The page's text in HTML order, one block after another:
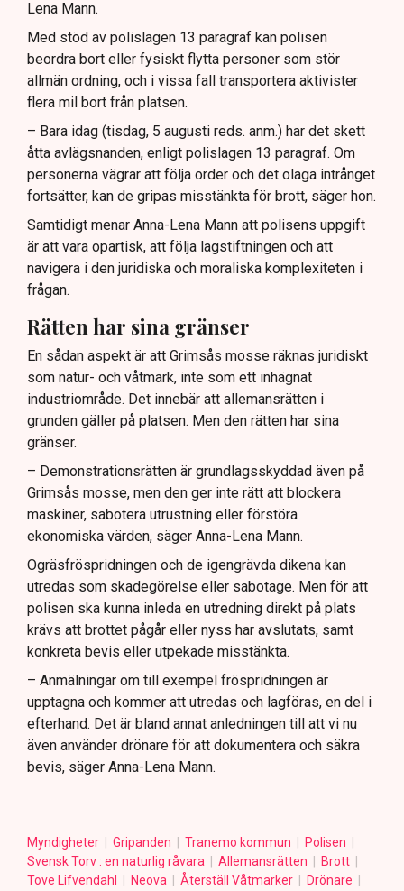
Lena Mann.
Med stöd av polislagen 13 paragraf kan polisen
beordra bort eller fysiskt flytta personer som stör
allmän ordning, och i vissa fall transportera aktivister
flera mil bort från platsen.
– Bara idag (tisdag, 5 augusti reds. anm.) har det skett
åtta avlägsnanden, enligt polislagen 13 paragraf. Om
personerna vägrar att följa order och det olaga intrånget
fortsätter, kan de gripas misstänkta för brott, säger hon.
Samtidigt menar Anna-Lena Mann att polisens uppgift
är att vara opartisk, att följa lagstiftningen och att
navigera i den juridiska och moraliska komplexiteten i
frågan.
Rätten har sina gränser
En sådan aspekt är att Grimsås mosse räknas juridiskt
som natur- och våtmark, inte som ett inhägnat
industriområde. Det innebär att allemansrätten i
grunden gäller på platsen. Men den rätten har sina
gränser.
– Demonstrationsrätten är grundlagsskyddad även på
Grimsås mosse, men den ger inte rätt att blockera
maskiner, sabotera utrustning eller förstöra
ekonomiska värden, säger Anna-Lena Mann.
Ogräsfröspridningen och de igengrävda dikena kan
utredas som skadegörelse eller sabotage. Men för att
polisen ska kunna inleda en utredning direkt på plats
krävs att brottet pågår eller nyss har avslutats, samt
konkreta bevis eller utpekade misstänkta.
– Anmälningar om till exempel fröspridningen är
upptagna och kommer att utredas och lagföras, en del i
efterhand. Det är bland annat anledningen till att vi nu
även använder drönare för att dokumentera och säkra
bevis, säger Anna-Lena Mann.
Myndigheter Gripanden Tranemo kommun
Polisen
Svensk Torv : en naturlig råvara
Allemansrätten
Brott
Tove Lifvendahl
Neova Återställ Våtmarker
Drönare